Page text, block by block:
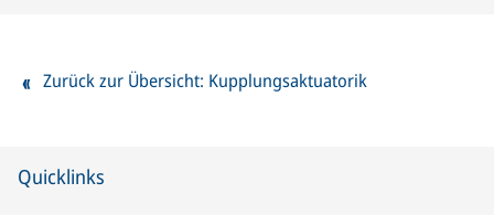
Zurück zur Übersicht: Kupplungsaktuatorik
Quicklinks